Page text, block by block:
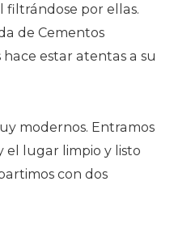
filtrándose por ellas.
de Cementos
estar atentas a su
modernos. Entramos
el lugar limpio y listo
con dos